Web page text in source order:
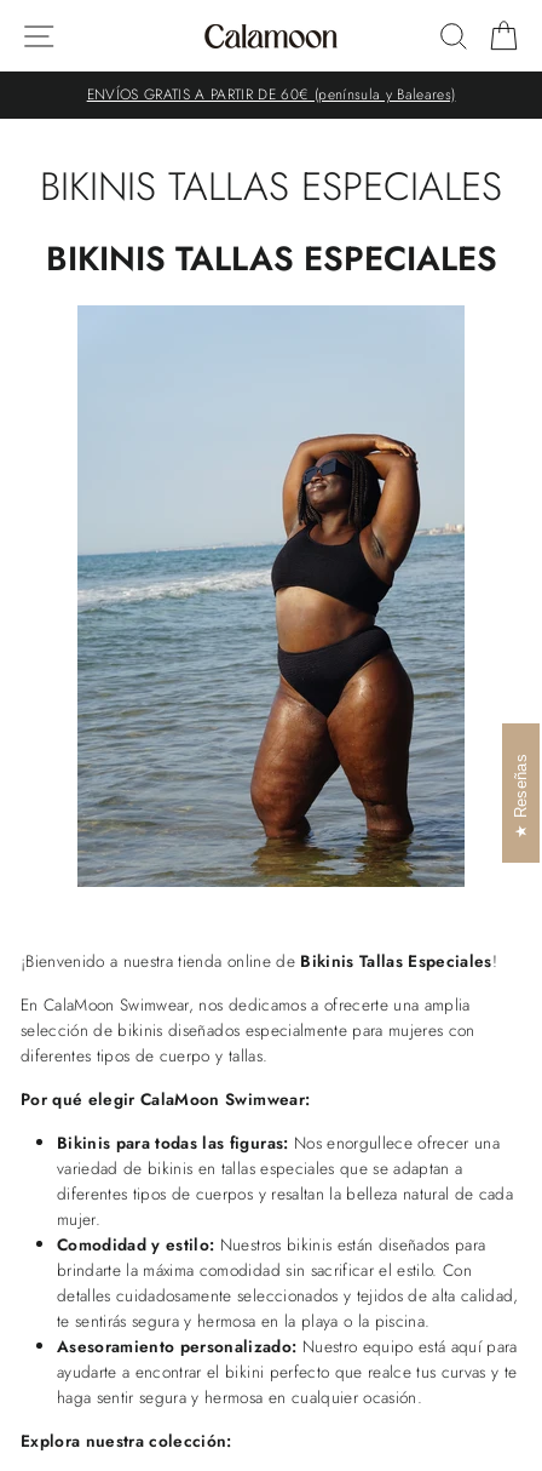
directamente
ENVÍOS GRATIS A PARTIR DE 60€ (península y Baleares)
BIKINIS TALLAS ESPECIALES
BIKINIS TALLAS ESPECIALES
¡Bienvenido a nuestra tienda online deBikinis Tallas Especiales!
En CalaMoon Swimwear, nos dedicamos a ofrecerte una amplia
selección de bikinis diseñados especialmente para mujeres con
diferentes tipos de cuerpo y tallas.
Por qué elegir CalaMoon Swimwear:
Bikinis para todas las figuras: Nos enorgullece ofrecer una
variedad de bikinis en tallas especiales que se adaptan a
diferentes tipos de cuerpos y resaltan la belleza natural de cada
mujer.
Comodidad y estilo: Nuestros bikinis están diseñados para
brindarte la máxima comodidad sin sacrificar el estilo. Con
detalles cuidadosamente seleccionados y tejidos de alta calidad,
te sentirás segura y hermosa en la playa o la piscina.
Asesoramiento personalizado: Nuestro equipo está aquí para
ayudarte a encontrar el bikini perfecto que realce tus curvas y te
haga sentir segura y hermosa en cualquier ocasión.
Explora nuestra colección:
Reseñas